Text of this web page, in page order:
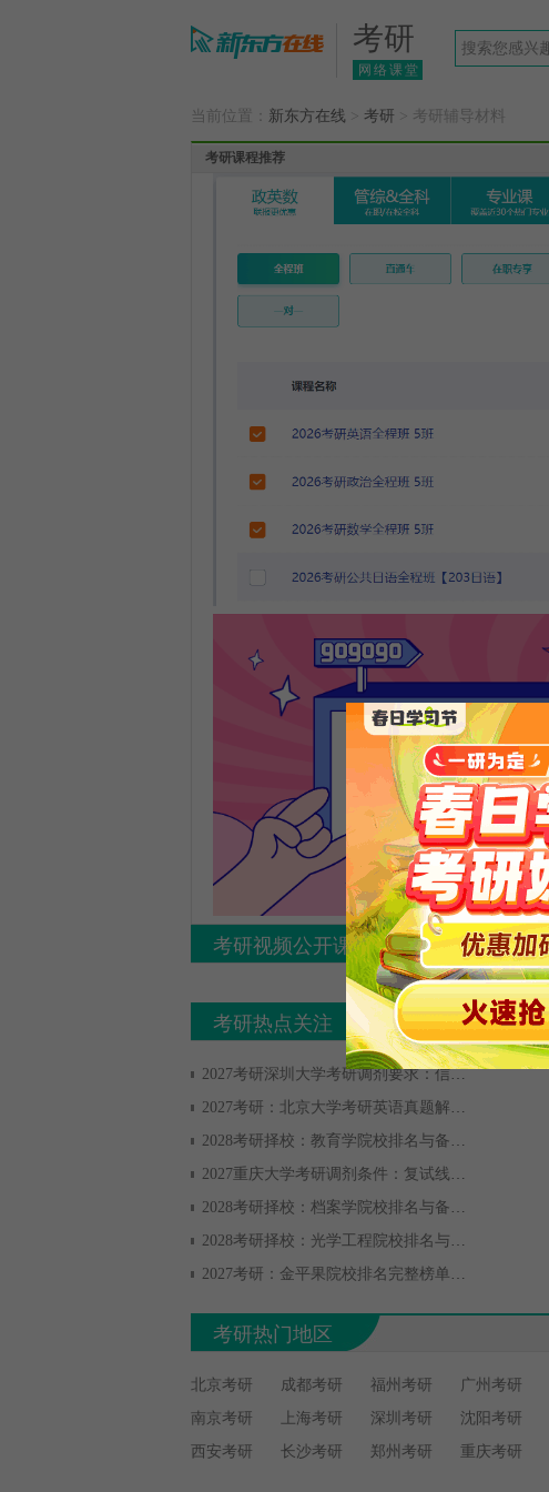
考研
网络课堂
当前位置： 新东方在线 > 考研 > 考研辅导材料
考研课程推荐
考研视频公开课
考研热点关注
2027考研深圳大学考研调剂要求：信息获取与复试准备
2027考研：北京大学考研英语真题解析与备考策略
2028考研择校：教育学院校排名与备考全攻略
2027重庆大学考研调剂条件：复试线边缘考生的上岸机会
2028考研择校：档案学院校排名与备考全攻略
2028考研择校：光学工程院校排名与备考全攻略
2027考研：金平果院校排名完整榜单揭秘
考研热门地区
北京考研 成都考研 福州考研 广州考研
南京考研
上海考研 深圳考研 沈阳考研
西安考研
长沙考研 郑州考研 重庆考研